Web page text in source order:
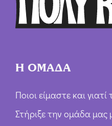
Η ΟΜΑΔΑ
Ποιοι είμαστε και
Στήριξε την ομάδα μας